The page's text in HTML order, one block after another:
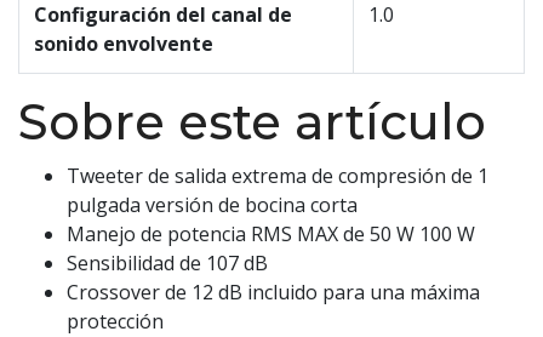
Configuración del canal de
sonido envolvente
1.0
Sobre este artículo
Tweeter de salida extrema de compresión de 1
pulgada versión de bocina corta
Manejo de potencia RMS MAX de 50 W 100 W
Sensibilidad de 107 dB
Crossover de 12 dB incluido para una máxima
protección